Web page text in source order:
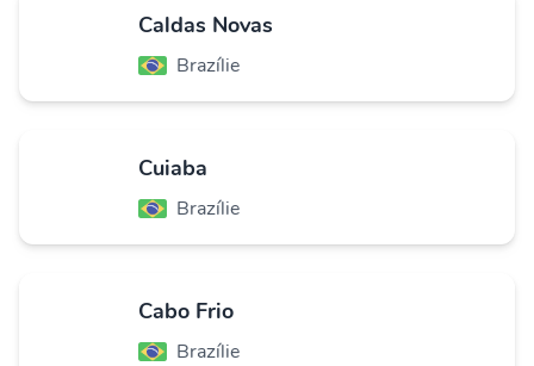
Caldas Novas
Brazílie
Cuiaba
Brazílie
Cabo Frio
Brazílie